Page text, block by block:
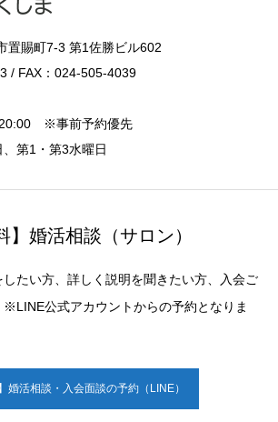
賜町7-3 第1佐勝ビル602
/ FAX：024-505-4039
20:00 ※事前予約優先
第1・第3水曜日
】婚活相談（サロン）
したい方、詳しく説明を聞きたい方、入会ご
公式アカウントからの予約となりま
婚活相談・入会面談の予約（LINE）